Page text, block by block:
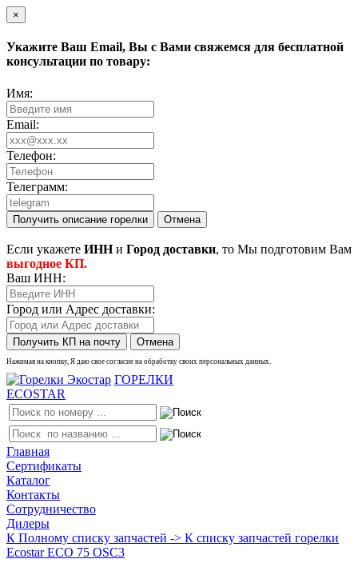
×
Укажите Ваш Email, Вы с Вами свяжемся для бесплатной
консультации по товару:
Имя:
Email:
Телефон:
Телеграмм:
Получить описание горелки Отмена
Eсли укажете ИННи Город доставки, то Мы подготовим Вам
выгодное КП.
Ваш ИНН:
Город или Адрес доставки:
Получить КП на почту Отмена
Нажимая на кнопку, Я даю свое согласие на обработку своих персональных данных.
ГОРЕЛКИ
ECOSTAR
Главная
Сертификаты
Каталог
Контакты
Сотрудничество
Дилеры
К Полному списку запчастей -> К списку запчастей горелки
Ecostar ECO 75 OSC3